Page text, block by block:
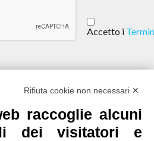
Accetto i
Rifiuta cookie non necessari ✕
raccoglie alcuni
dei visitatori e